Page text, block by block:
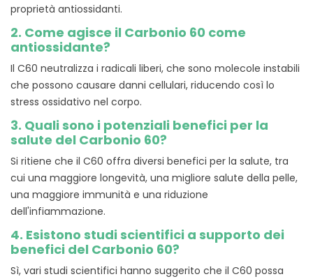
proprietà antiossidanti.
2. Come agisce il Carbonio 60 come
antiossidante?
Il C60 neutralizza i radicali liberi, che sono molecole instabili
che possono causare danni cellulari, riducendo così lo
stress ossidativo nel corpo.
3. Quali sono i potenziali benefici per la
salute del Carbonio 60?
Si ritiene che il C60 offra diversi benefici per la salute, tra
cui una maggiore longevità, una migliore salute della pelle,
una maggiore immunità e una riduzione
dell'infiammazione.
4. Esistono studi scientifici a supporto dei
benefici del Carbonio 60?
Sì, vari studi scientifici hanno suggerito che il C60 possa